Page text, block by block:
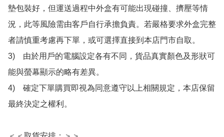
墊包裝好，但運送過程中外盒有可能出現碰撞、擠壓等情
況，此等風險需由客戶自行承擔負責。若嚴格要求外盒完整
者請慎重考慮再下單，或可選擇直接到本店門市自取。
3)　由於用戶的電腦設定各有不同，貨品真實顏色及形狀可
能與螢幕顯示的略有差異。
4)　確定下單購買即視為同意遵守以上相關規定，本店保留
最終決定之權利。